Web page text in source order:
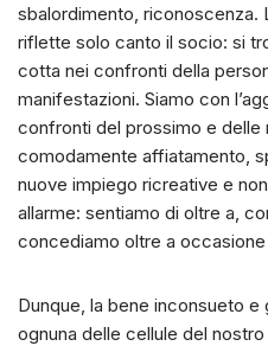
sbalordimento, riconoscenza.
riflette solo canto il socio: si
cotta nei confronti della
manifestazioni. Siamo con
confronti del prossimo e
comodamente affiatamento,
nuove impiego ricreative e
allarme: sentiamo di oltre a,
concediamo oltre a
Dunque, la bene inconsueto
ognuna delle cellule del